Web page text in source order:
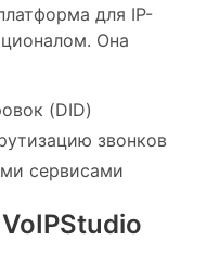
для IP-
Она
(DID)
звонков
сервисами